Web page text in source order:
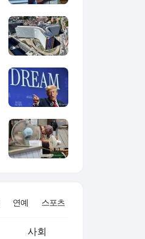
연예 스포츠
사회